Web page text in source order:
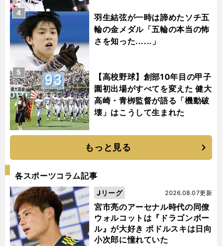
羽生結弦が一時は諦めたソチ五
輪の金メダル「五輪の本当の怖
さを知った......」
4
【高校野球】創部10年目の甲子
園初出場がすべてを変えた 健大
高崎・青栁監督が語る「機動破
壊」はこうして生まれた
5
もっと見る
各スポーツコラム記事
宮市亮のアーセナル時代の同僚
ウォルコットは『ドラゴンボー
ル』が大好き ポドルスキは日向
小次郎に憧れていた
2026.08.07更新
Jリーグ